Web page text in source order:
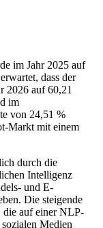
im Jahr 2025 auf
dass der
2026 auf 60,21
im
von 24,51 %
Markt mit einem
durch die
Intelligenz
und E-
Die steigende
die auf einer NLP-
Medien